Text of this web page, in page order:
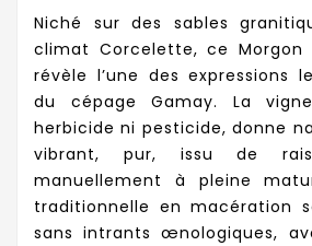
Niché sur des sables
climat Corcelette, ce Morgon
révèle l’une des expressions
du cépage Gamay. La
herbicide ni pesticide, donne
vibrant, pur, issu de
manuellement à pleine
traditionnelle en macération
sans intrants œnologiques,